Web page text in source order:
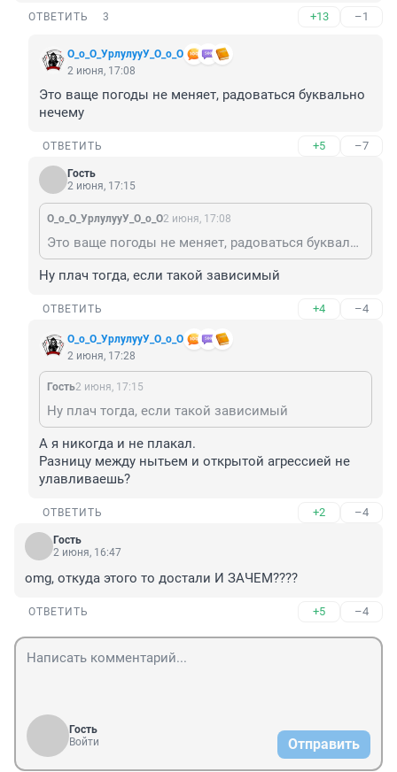
ОТВЕТИТЬ 3 +13 –1
О_о_О_УрлулууУ_О_о_О
2 июня, 17:08
Это ваще погоды не меняет, радоваться буквально
нечему
ОТВЕТИТЬ +5 –7
Гость
2 июня, 17:15
О_о_О_УрлулууУ_О_о_О2 июня, 17:08
Это ваще погоды не меняет, радоваться буквально нечему
Ну плач тогда, если такой зависимый
ОТВЕТИТЬ +4 –4
О_о_О_УрлулууУ_О_о_О
2 июня, 17:28
Гость2 июня, 17:15
Ну плач тогда, если такой зависимый
А я никогда и не плакал.
Разницу между нытьем и открытой агрессией не
улавливаешь?
ОТВЕТИТЬ +2 –4
Гость
2 июня, 16:47
omg, откуда этого то достали И ЗАЧЕМ????
ОТВЕТИТЬ +5 –4
Гость
Войти
Отправить